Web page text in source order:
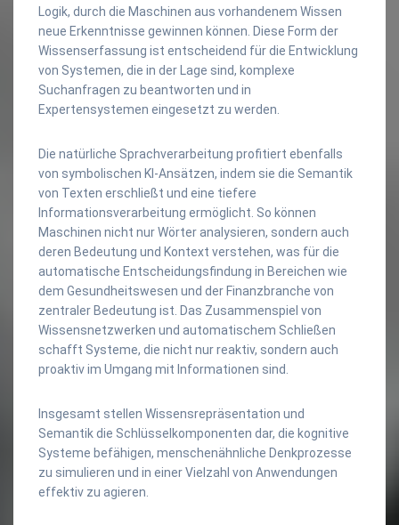
Logik, durch die Maschinen aus vorhandenem Wissen
neue Erkenntnisse gewinnen können. Diese Form der
Wissenserfassung ist entscheidend für die Entwicklung
von Systemen, die in der Lage sind, komplexe
Suchanfragen zu beantworten und in
Expertensystemen eingesetzt zu werden.
Die natürliche Sprachverarbeitung profitiert ebenfalls
von symbolischen KI-Ansätzen, indem sie die Semantik
von Texten erschließt und eine tiefere
Informationsverarbeitung ermöglicht. So können
Maschinen nicht nur Wörter analysieren, sondern auch
deren Bedeutung und Kontext verstehen, was für die
automatische Entscheidungsfindung in Bereichen wie
dem Gesundheitswesen und der Finanzbranche von
zentraler Bedeutung ist. Das Zusammenspiel von
Wissensnetzwerken und automatischem Schließen
schafft Systeme, die nicht nur reaktiv, sondern auch
proaktiv im Umgang mit Informationen sind.
Insgesamt stellen Wissensrepräsentation und
Semantik die Schlüsselkomponenten dar, die kognitive
Systeme befähigen, menschenähnliche Denkprozesse
zu simulieren und in einer Vielzahl von Anwendungen
effektiv zu agieren.